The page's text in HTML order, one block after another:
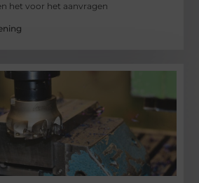
het voor het aanvragen